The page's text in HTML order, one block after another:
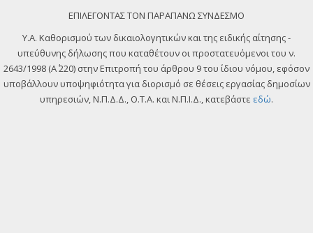
ΕΠΙΛΕΓΟΝΤΑΣ ΤΟΝ ΠΑΡΑΠΑΝΩ ΣΥΝΔΕΣΜΟ
Y.A. Καθορισμού των δικαιολογητικών και της ειδικής αίτησης -
υπεύθυνης δήλωσης που καταθέτουν οι προστατευόμενοι του ν.
2643/1998 (Α΄ 220) στην Επιτροπή του άρθρου 9 του ίδιου νόμου, εφόσον
υποβάλλουν υποψηφιότητα για διορισμό σε θέσεις εργασίας δημοσίων
υπηρεσιών, Ν.Π.Δ.Δ., Ο.Τ.Α. και Ν.Π.Ι.Δ., κατεβάστε εδώ.